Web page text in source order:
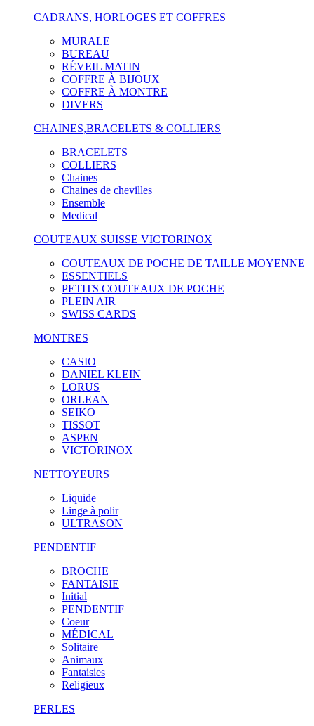
CADRANS, HORLOGES ET COFFRES
MURALE
BUREAU
RÉVEIL MATIN
COFFRE À BIJOUX
COFFRE À MONTRE
DIVERS
CHAINES,BRACELETS & COLLIERS
BRACELETS
COLLIERS
Chaines
Chaines de chevilles
Ensemble
Medical
COUTEAUX SUISSE VICTORINOX
COUTEAUX DE POCHE DE TAILLE MOYENNE
ESSENTIELS
PETITS COUTEAUX DE POCHE
PLEIN AIR
SWISS CARDS
MONTRES
CASIO
DANIEL KLEIN
LORUS
ORLEAN
SEIKO
TISSOT
ASPEN
VICTORINOX
NETTOYEURS
Liquide
Linge à polir
ULTRASON
PENDENTIF
BROCHE
FANTAISIE
Initial
PENDENTIF
Coeur
MÉDICAL
Solitaire
Animaux
Fantaisies
Religieux
PERLES